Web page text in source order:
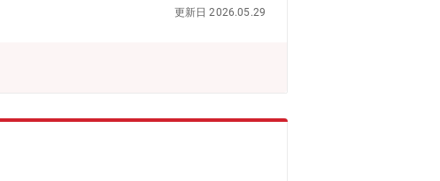
更新日 2026.05.29